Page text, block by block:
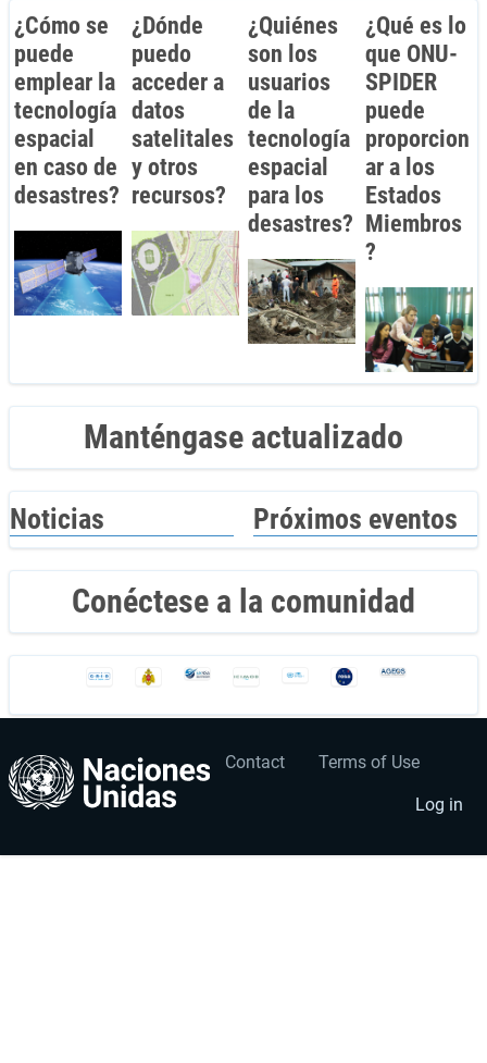
¿Cómo se
puede
emplear la
tecnología
espacial
en caso de
desastres?
¿Dónde
puedo
acceder a
datos
satelitales
y otros
recursos?
¿Quiénes
son los
usuarios
de la
tecnología
espacial
para los
desastres?
¿Qué es lo
que ONU-
SPIDER
puede
proporcion
ar a los
Estados
Miembros
?
Manténgase actualizado
Noticias Próximos eventos
Conéctese a la comunidad
Footer
Contact Terms of Use
User
account
menu
Log in